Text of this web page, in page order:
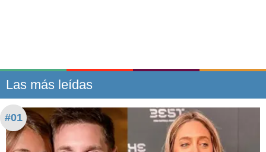
Las más leídas
#01